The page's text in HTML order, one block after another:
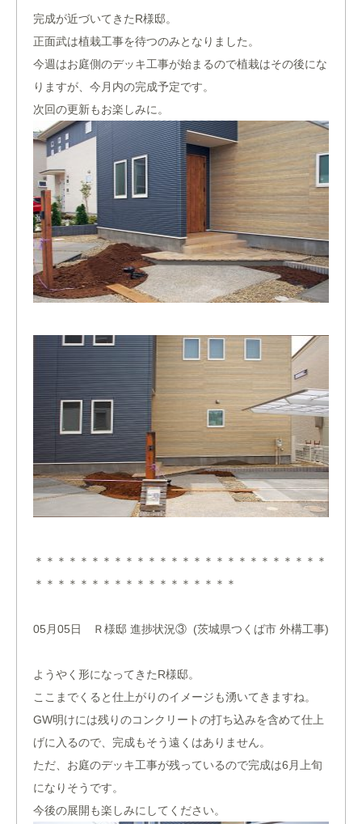
完成が近づいてきたR様邸。
正面武は植栽工事を待つのみとなりました。
今週はお庭側のデッキ工事が始まるので植栽はその後にな
りますが、今月内の完成予定です。
次回の更新もお楽しみに。
＊＊＊＊＊＊＊＊＊＊＊＊＊＊＊＊＊＊＊＊＊＊＊＊＊＊
＊＊＊＊＊＊＊＊＊＊＊＊＊＊＊＊＊＊
05月05日 Ｒ様邸 進捗状況③ (茨城県つくば市 外構工事)
ようやく形になってきたR様邸。
ここまでくると仕上がりのイメージも湧いてきますね。
GW明けには残りのコンクリートの打ち込みを含めて仕上
げに入るので、完成もそう遠くはありません。
ただ、お庭のデッキ工事が残っているので完成は6月上旬
になりそうです。
今後の展開も楽しみにしてください。